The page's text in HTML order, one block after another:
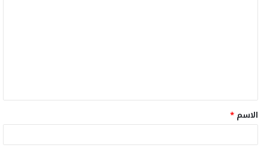
ق
*
الاسم *